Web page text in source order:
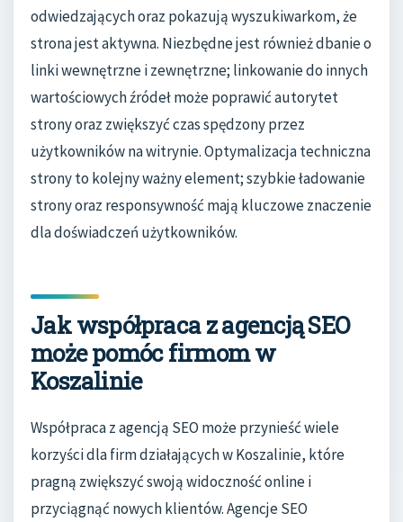
odwiedzających oraz pokazują wyszukiwarkom, że
strona jest aktywna. Niezbędne jest również dbanie o
linki wewnętrzne i zewnętrzne; linkowanie do innych
wartościowych źródeł może poprawić autorytet
strony oraz zwiększyć czas spędzony przez
użytkowników na witrynie. Optymalizacja techniczna
strony to kolejny ważny element; szybkie ładowanie
strony oraz responsywność mają kluczowe znaczenie
dla doświadczeń użytkowników.
Jak współpraca z agencją SEO
może pomóc firmom w
Koszalinie
Współpraca z agencją SEO może przynieść wiele
korzyści dla firm działających w Koszalinie, które
pragną zwiększyć swoją widoczność online i
przyciągnąć nowych klientów. Agencje SEO